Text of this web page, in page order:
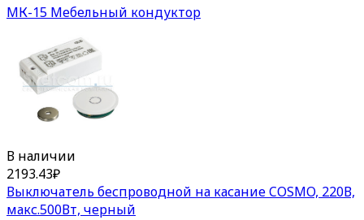
МК-15 Мебельный кондуктор
В наличии
2193.43₽
Выключатель беспроводной на касание COSMO, 220В,
макс.500Вт, черный